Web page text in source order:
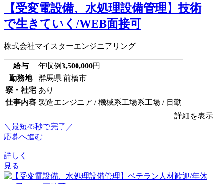
【受変電設備、水処理設備管理】技術
で生きていく/WEB面接可
株式会社マイスターエンジニアリング
給与 年収例3,500,000円
勤務地
群馬県 前橋市
寮・社宅 あり
仕事内容 製造エンジニア / 機械系工場系工場 / 日勤
詳細を表示
＼最短45秒で完了／
応募へ進む
詳しく
見る